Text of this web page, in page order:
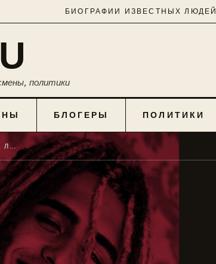
БИОГРАФИИ ИЗВЕСТНЫХ ЛЮДЕЙ
политики
БЛОГЕРЫ ПОЛИТИКИ
ЛИЛ ПАМП РОСТ ? ТЕКСТ ПЕСНИ ЛИЛ ПАМПА